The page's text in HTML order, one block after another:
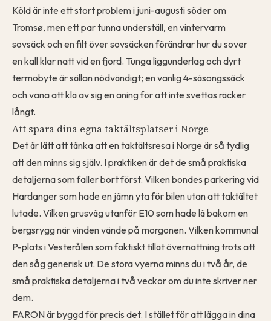
Köld är inte ett stort problem i juni-augusti söder om
Tromsø, men ett par tunna underställ, en vintervarm
sovsäck och en filt över sovsäcken förändrar hur du sover
en kall klar natt vid en fjord. Tunga liggunderlag och dyrt
termobyte är sällan nödvändigt; en vanlig 4-säsongssäck
och vana att klä av sig en aning för att inte svettas räcker
långt.
Att spara dina egna taktältsplatser i Norge
Det är lätt att tänka att en taktältsresa i Norge är så tydlig
att den minns sig själv. I praktiken är det de små praktiska
detaljerna som faller bort först. Vilken bondes parkering vid
Hardanger som hade en jämn yta för bilen utan att taktältet
lutade. Vilken grusväg utanför E10 som hade lä bakom en
bergsrygg när vinden vände på morgonen. Vilken kommunal
P-plats i Vesterålen som faktiskt tillät övernattning trots att
den såg generisk ut. De stora vyerna minns du i två år, de
små praktiska detaljerna i två veckor om du inte skriver ner
dem.
FARON är byggd för precis det. I stället för att lägga in dina